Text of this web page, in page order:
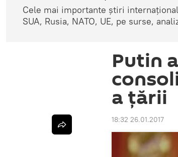
Cele mai importante știri
SUA, Rusia, NATO, UE, pe surse,
Putin
a țării
18:32 26.01.2017